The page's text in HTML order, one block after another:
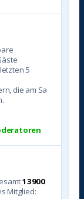
5
die am Sa
13900
Mitglied: